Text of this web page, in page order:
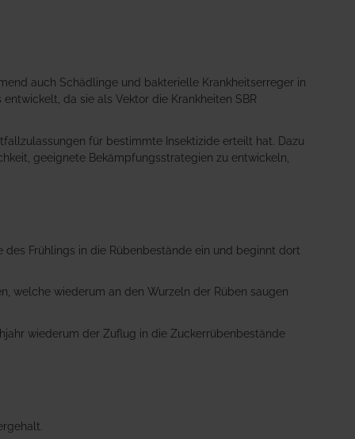
auch Schädlinge und bakterielle Krankheitserreger in
da sie als Vektor die Krankheiten SBR
für bestimmte Insektizide erteilt hat. Dazu
geeignete Bekämpfungsstrategien zu entwickeln,
Frühlings in die Rübenbestände ein und beginnt dort
welche wiederum an den Wurzeln der Rüben saugen
wiederum der Zuflug in die Zuckerrübenbestände